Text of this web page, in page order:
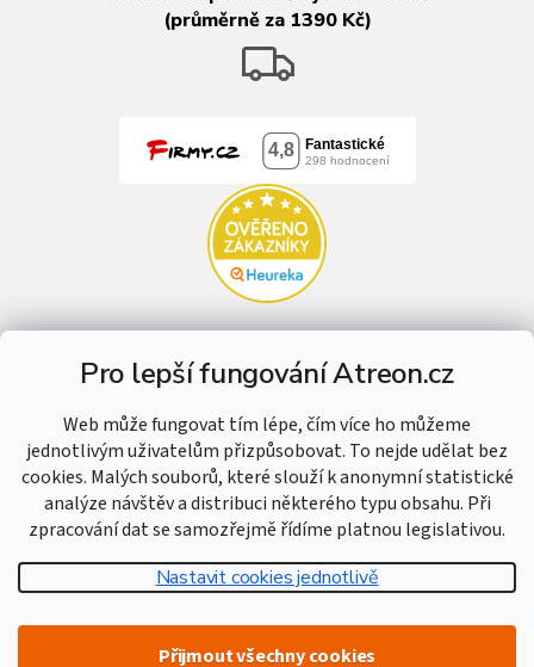
Pro lepší fungování Atreon.cz
Web může fungovat tím lépe, čím více ho můžeme
jednotlivým uživatelům přizpůsobovat. To nejde udělat bez
cookies. Malých souborů, které slouží k anonymní statistické
analýze návštěv a distribuci některého typu obsahu. Při
zpracování dat se samozřejmě řídíme platnou legislativou.
Nastavit cookies jednotlivě
Přijmout všechny cookies
(průměrně za 1390 Kč)
Vytvořil Shoptet
Atreon - Hutní materiál. Všechna práva vyhrazena.